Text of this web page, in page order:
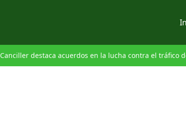
Canciller destaca acuerdos en la lucha contra el tráfico